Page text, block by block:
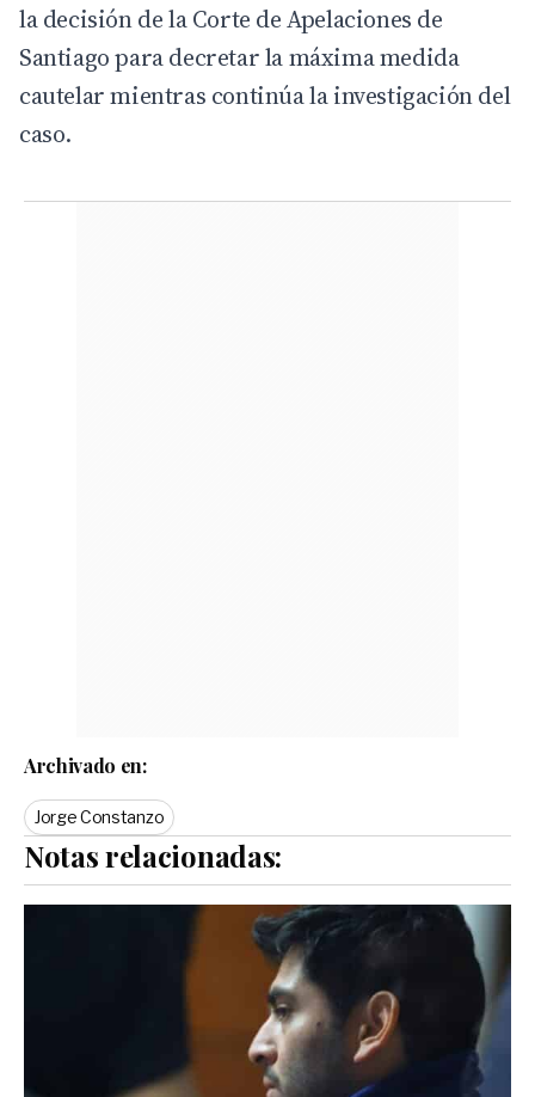
la decisión de la Corte de Apelaciones de
Santiago para decretar la máxima medida
cautelar mientras continúa la investigación del
caso.
Archivado en:
Jorge Constanzo
Notas relacionadas: